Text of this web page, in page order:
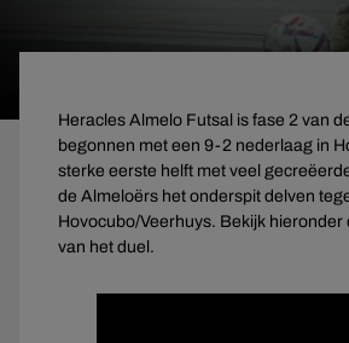
Heracles Almelo Futsal is fase 2 van
begonnen met een 9-2 nederlaag in
sterke eerste helft met veel
de Almeloërs het onderspit delven
Hovocubo/Veerhuys. Bekijk hieronder
van het duel.